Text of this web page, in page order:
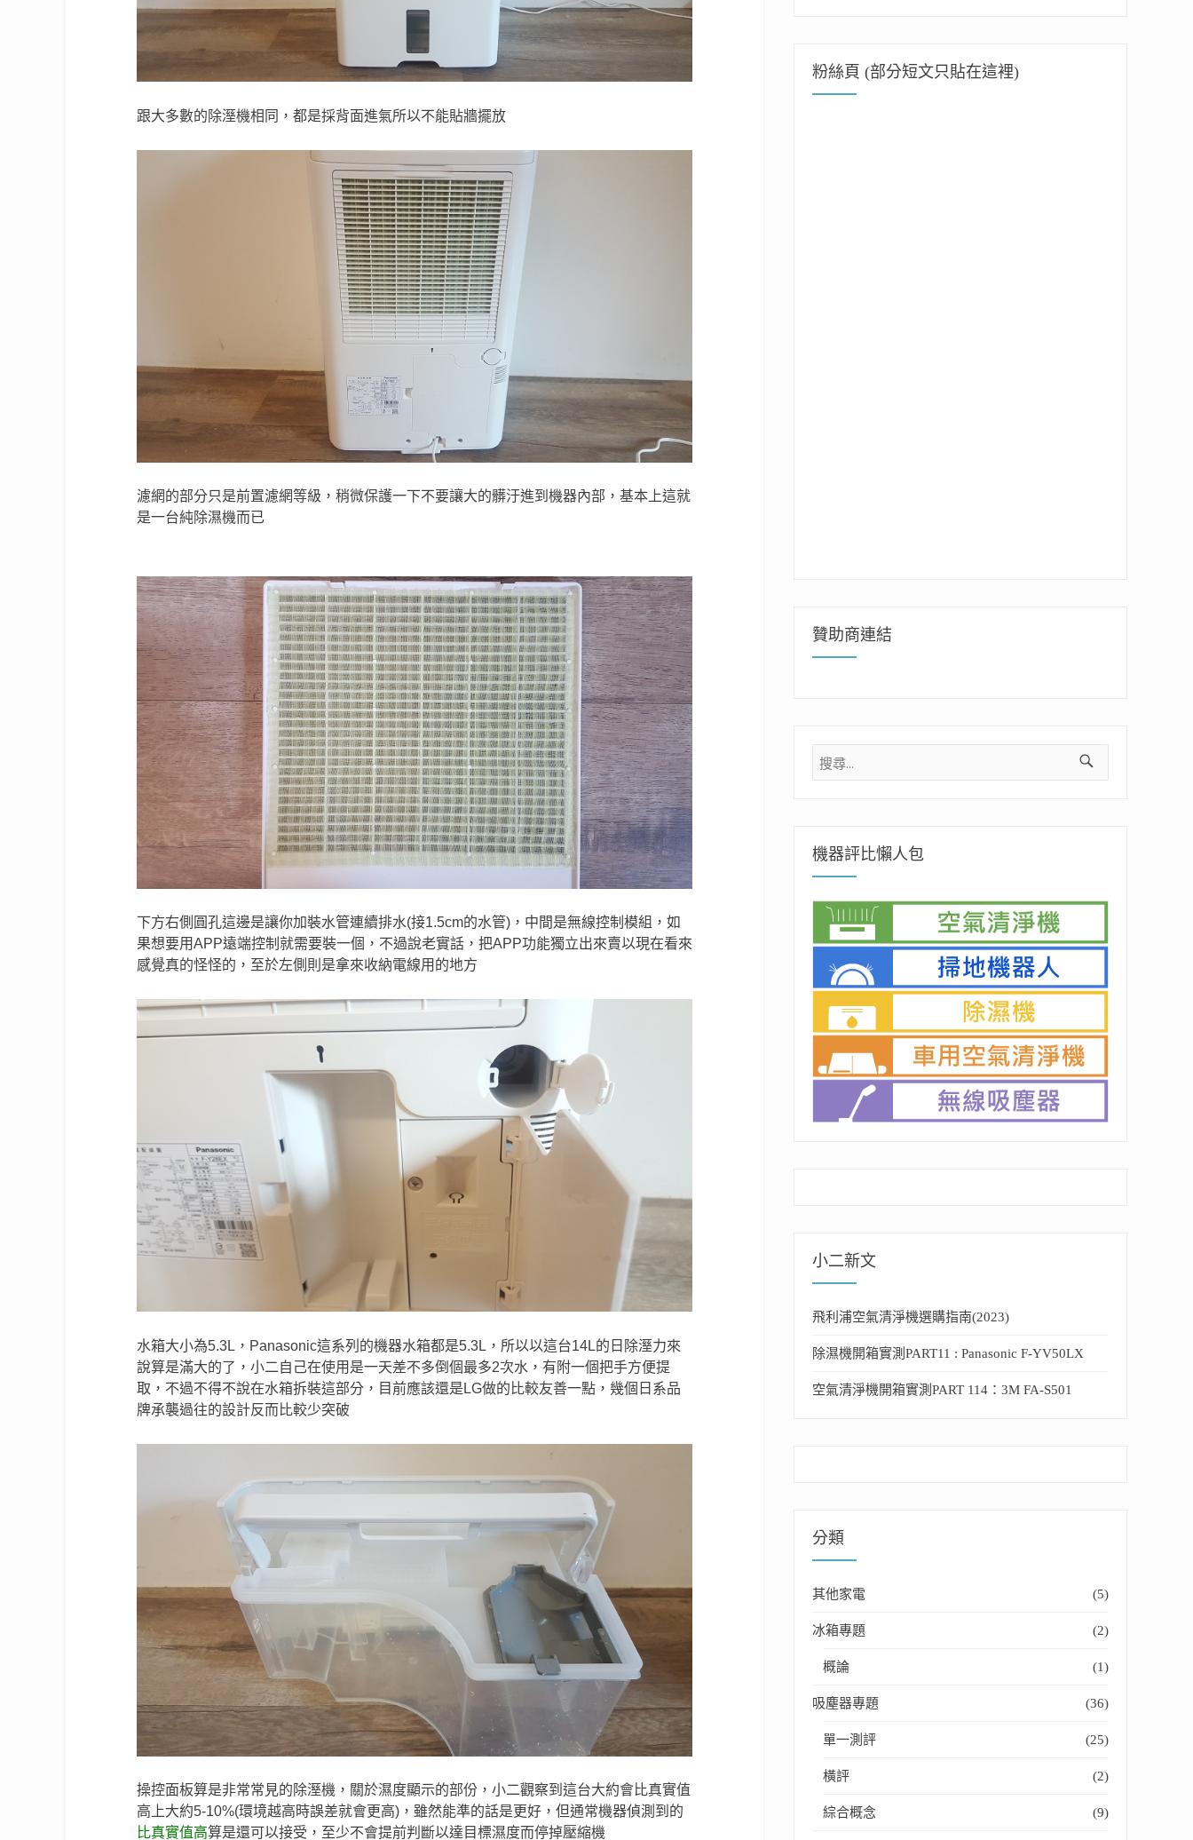
跟大多數的除溼機相同，都是採背面進氣所以不能貼牆擺放
濾網的部分只是前置濾網等級，稍微保護一下不要讓大的髒汙進到機器內部，基本上這就
是一台純除濕機而已
下方右側圓孔這邊是讓你加裝水管連續排水(接1.5cm的水管)，中間是無線控制模組，如
果想要用APP遠端控制就需要裝一個，不過說老實話，把APP功能獨立出來賣以現在看來
感覺真的怪怪的，至於左側則是拿來收納電線用的地方
水箱大小為5.3L，Panasonic這系列的機器水箱都是5.3L，所以以這台14L的日除溼力來
說算是滿大的了，小二自己在使用是一天差不多倒個最多2次水，有附一個把手方便提
取，不過不得不說在水箱拆裝這部分，目前應該還是LG做的比較友善一點，幾個日系品
牌承襲過往的設計反而比較少突破
操控面板算是非常常見的除溼機，關於濕度顯示的部份，小二觀察到這台大約會比真實值
高上大約5-10%(環境越高時誤差就會更高)，雖然能準的話是更好，但通常機器偵測到的
比真實值高算是還可以接受，至少不會提前判斷以達目標濕度而停掉壓縮機
粉絲頁 (部分短文只貼在這裡)
贊助商連結
搜
機器評比懶人包
小二新文
飛利浦空氣清淨機選購指南(2023)
除濕機開箱實測PART11 : Panasonic F-YV50LX
空氣清淨機開箱實測PART 114：3M FA-S501
分類
其他家電 (5)
冰箱專題 (2)
概論 (1)
吸塵器專題 (36)
單一測評 (25)
橫評 (2)
綜合概念 (9)